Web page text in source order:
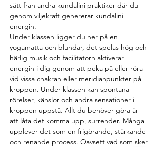
sätt från andra kundalini praktiker där du
genom viljekraft genererar kundalini
energin.
Under klassen ligger du ner på en
yogamatta och blundar, det spelas hög och
härlig musik och facilitatorn aktiverar
energin i dig genom att peka på eller röra
vid vissa chakran eller meridianpunkter på
kroppen. Under klassen kan spontana
rörelser, känslor och andra sensationer i
kroppen uppstå. Allt du behöver göra är
att låta det komma upp, surrender. Många
upplever det som en frigörande, stärkande
och renande process. Oavsett vad som sker